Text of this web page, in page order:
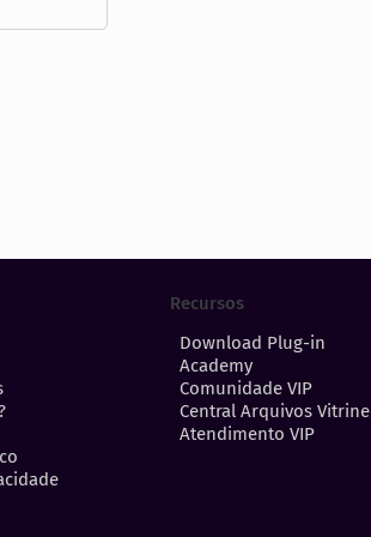
Recursos
Download Plug-in
Academy
Comunidade VIP
Central Arquivos Vitrine
Atendimento VIP